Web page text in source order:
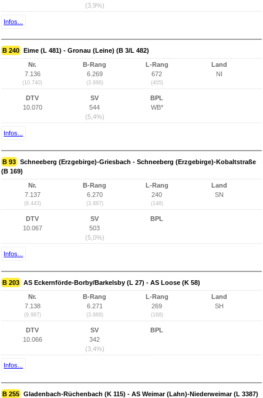
(3,9%)
Infos...
B 240 Eime (L 481) - Gronau (Leine) (B 3/L 482)
Nr.
7.136
(10.740)
B-Rang
6.269
(3.886)
L-Rang
672
(405)
Land
NI
DTV
10.070
SV
544
(5,4%)
BPL
WB*
Infos...
B 93 Schneeberg (Erzgebirge)-Griesbach - Schneeberg (Erzgebirge)-Kobaltstraße
(B 169)
Nr.
7.137
(8.443)
B-Rang
6.270
(3.887)
L-Rang
240
(148)
Land
SN
DTV
10.067
SV
503
(5,0%)
BPL
Infos...
B 203 AS Eckernförde-Borby/Barkelsby (L 27) - AS Loose (K 58)
Nr.
7.138
(9.987)
B-Rang
6.271
(3.888)
L-Rang
269
(168)
Land
SH
DTV
10.066
SV
342
(3,4%)
BPL
Infos...
B 255 Gladenbach-Rüchenbach (K 115) - AS Weimar (Lahn)-Niederweimar (L 3387)